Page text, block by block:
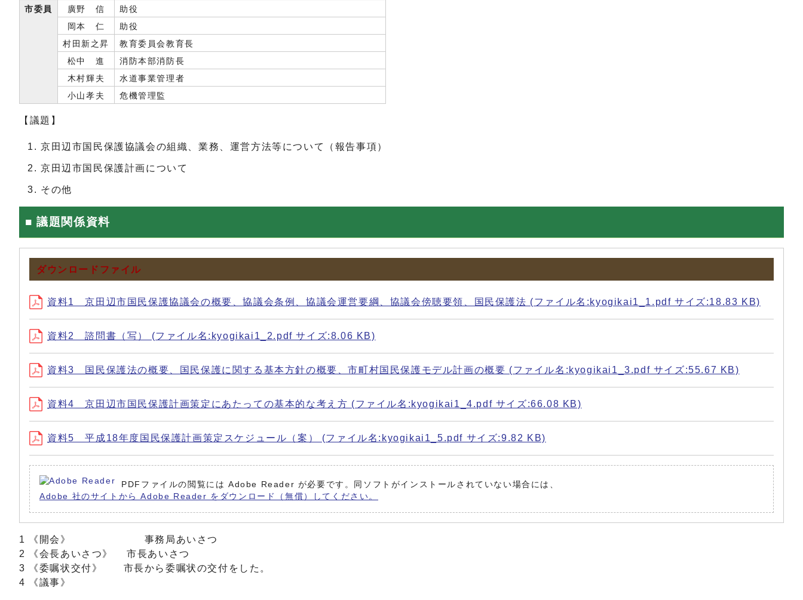
市委員
廣野 信
助役
岡本 仁
助役
村田新之昇
教育委員会教育長
松中 進
消防本部消防長
木村輝夫
水道事業管理者
小山孝夫
危機管理監
【議題】
京田辺市国民保護協議会の組織、業務、運営方法等について（報告事項）
京田辺市国民保護計画について
その他
■ 議題関係資料
ダウンロードファイル
資料1 京田辺市国民保護協議会の概要、協議会条例、協議会運営要綱、協議会傍聴要領、国民保護法 (ファイル名:kyogikai1_1.pdf サイズ:18.83 KB)
資料2 諮問書（写） (ファイル名:kyogikai1_2.pdf サイズ:8.06 KB)
資料3 国民保護法の概要、国民保護に関する基本方針の概要、市町村国民保護モデル計画の概要 (ファイル名:kyogikai1_3.pdf サイズ:55.67 KB)
資料4 京田辺市国民保護計画策定にあたっての基本的な考え方 (ファイル名:kyogikai1_4.pdf サイズ:66.08 KB)
資料5 平成18年度国民保護計画策定スケジュール（案） (ファイル名:kyogikai1_5.pdf サイズ:9.82 KB)
PDFファイルの閲覧には Adobe Reader が必要です。同ソフトがインストールされていない場合には、
Adobe 社のサイトから Adobe Reader をダウンロード（無償）してください。
1 《開会》 事務局あいさつ
2 《会長あいさつ》 市長あいさつ
3 《委嘱状交付》 市長から委嘱状の交付をした。
4 《議事》